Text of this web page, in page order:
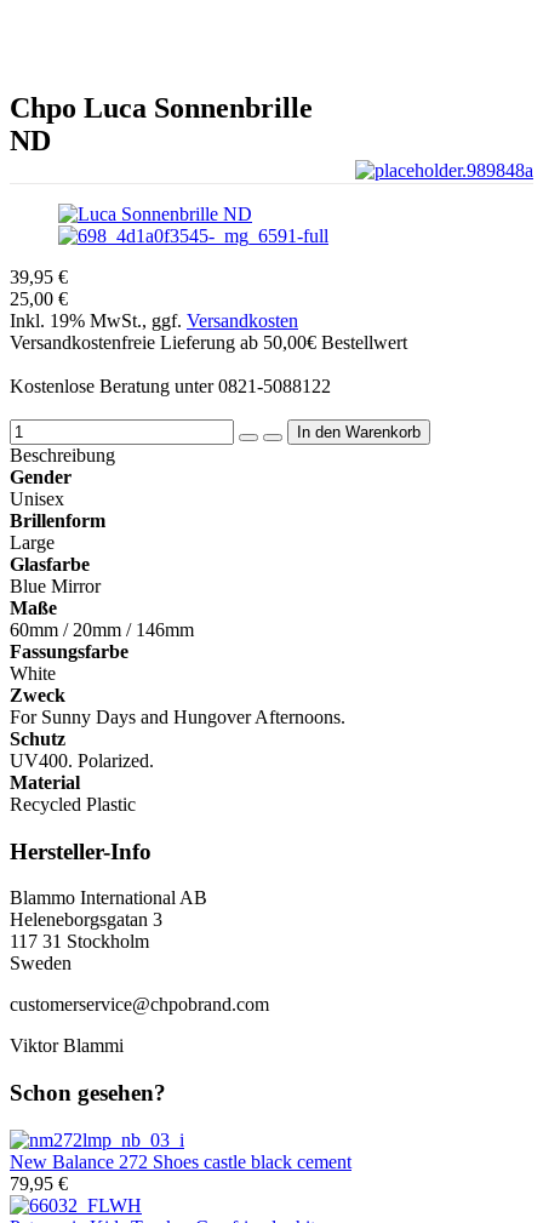
Chpo Luca Sonnenbrille
ND
39,95 €
25,00 €
Inkl. 19% MwSt., ggf. Versandkosten
Versandkostenfreie Lieferung ab 50,00€ Bestellwert
Kostenlose Beratung unter 0821-5088122
Beschreibung
Gender
Unisex
Brillenform
Large
Glasfarbe
Blue Mirror
Maße
60mm / 20mm / 146mm
Fassungsfarbe
White
Zweck
For Sunny Days and Hungover Afternoons.
Schutz
UV400. Polarized.
Material
Recycled Plastic
Hersteller-Info
Blammo International AB
Heleneborgsgatan 3
117 31 Stockholm
Sweden
customerservice@chpobrand.com
Viktor Blammi
Schon gesehen?
New Balance 272 Shoes castle black cement
79,95 €